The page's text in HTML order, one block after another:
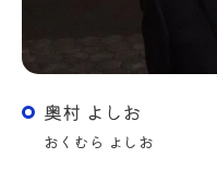
奥村 よしお
おくむら よしお